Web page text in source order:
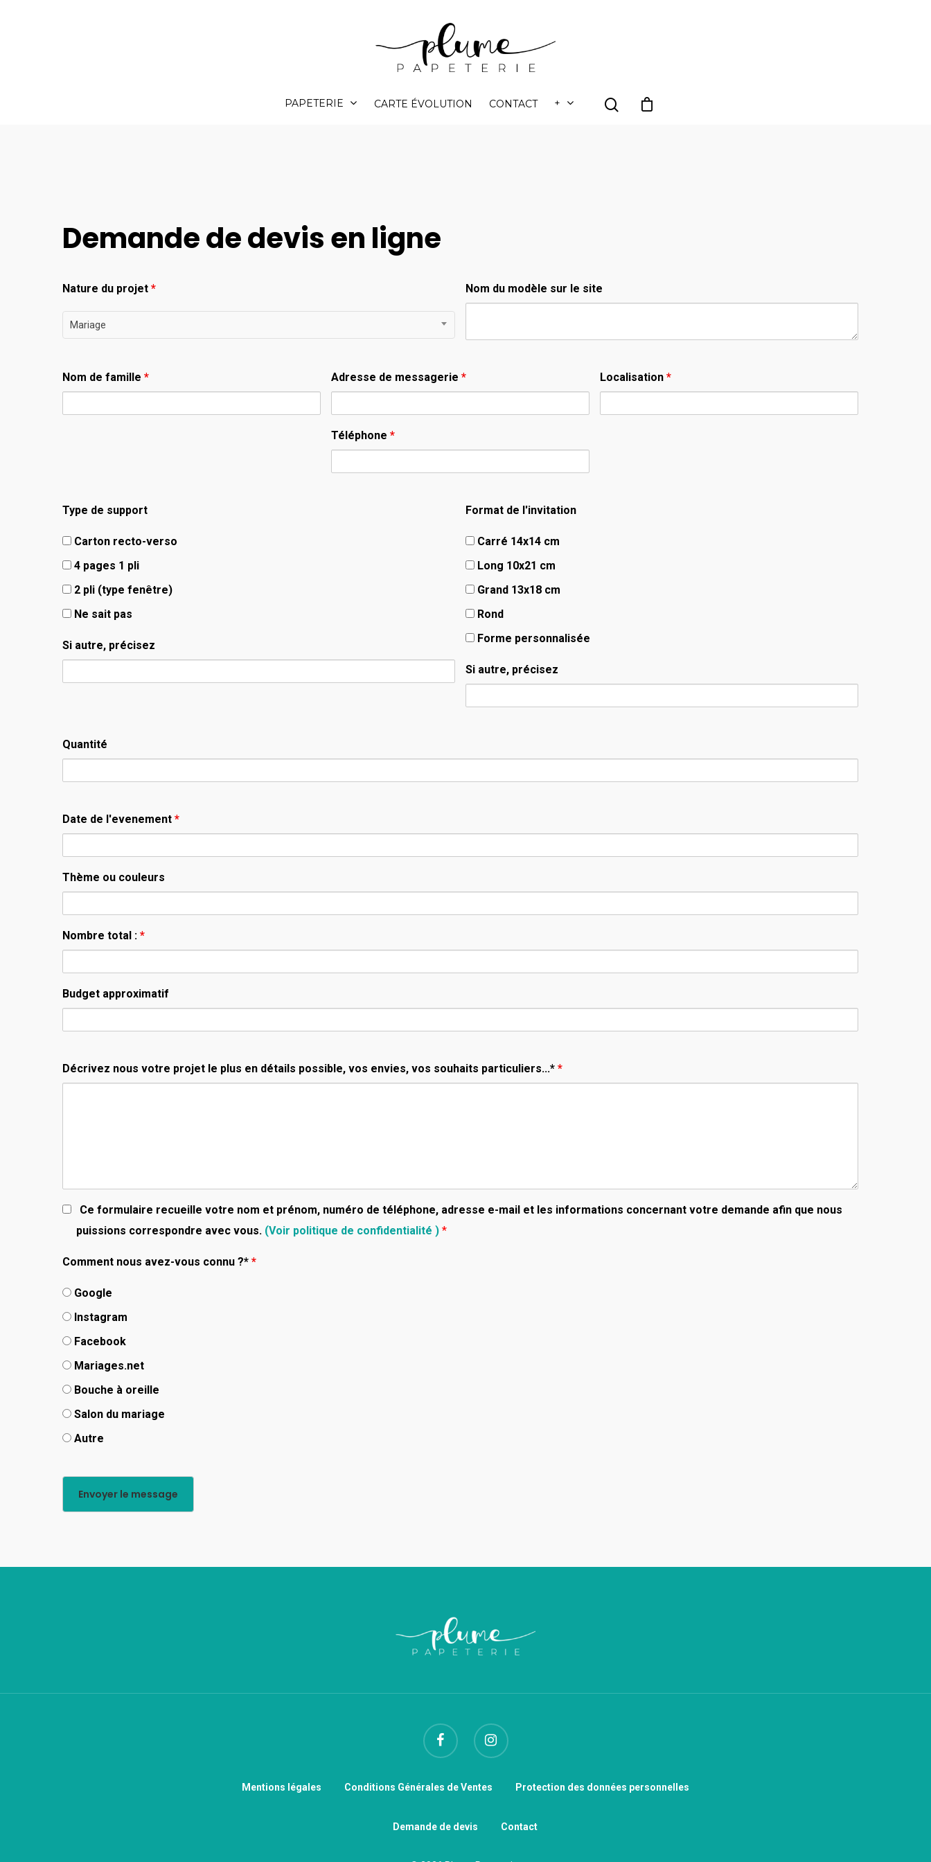
PAPETERIE CARTE ÉVOLUTION CONTACT +
Demande de devis en ligne
Nature du projet*
Mariage
Nom du modèle sur le site
Nom de famille* Adresse de messagerie*
Téléphone*
Localisation *
Type de support
Carton recto-verso
4 pages 1 pli
2 pli (type fenêtre)
Ne sait pas
Si autre, précisez
Format de l'invitation
Carré 14x14 cm
Long 10x21 cm
Grand 13x18 cm
Rond
Forme personnalisée
Si autre, précisez
Quantité
Date de l'evenement*
Thème ou couleurs
Nombre total :*
Budget approximatif
Décrivez nous votre projet le plus en détails possible, vos envies, vos souhaits particuliers...**
Ce formulaire recueille votre nom et prénom, numéro de téléphone, adresse e-mail et les informations concernant votre demande afin que nous
puissions correspondre avec vous. (Voir politique de confidentialité )*
Comment nous avez-vous connu ?**
Google
Instagram
Facebook
Mariages.net
Bouche à oreille
Salon du mariage
Autre
Mentions légales Conditions Générales de Ventes Protection des données personnelles
Demande de devis Contact